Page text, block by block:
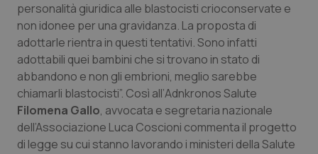
Calabria
Campania
Emilia-Romagna
Friuli Venezia Giulia
Asma & BPCO
Car-T
Colesterolo & coronaropatie
Dermatite Atopica
personalità giuridica alle blastocisti crioconservate e
non idonee per una gravidanza. La proposta di
adottarle rientra in questi tentativi. Sono infatti
adottabili quei bambini che si trovano in stato di
abbandono e non gli embrioni, meglio sarebbe
chiamarli blastocisti”. Così all’Adnkronos Salute
Filomena Gallo, avvocata e segretaria nazionale
dell’Associazione Luca Coscioni commenta il progetto
di legge su cui stanno lavorando i ministeri della Salute